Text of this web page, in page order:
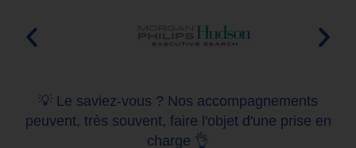
💡 Le saviez-vous ? Nos accompagnements
peuvent, très souvent, faire l'objet d'une prise en
charge 👌